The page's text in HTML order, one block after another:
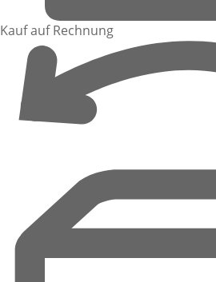
Kauf auf Rechnung